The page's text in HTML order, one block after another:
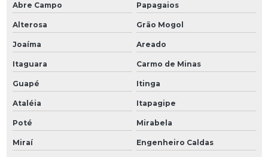
Abre Campo Papagaios
Alterosa Grão Mogol
Joaíma Areado
Itaguara Carmo de Minas
Guapé Itinga
Ataléia Itapagipe
Poté Mirabela
Miraí Engenheiro Caldas